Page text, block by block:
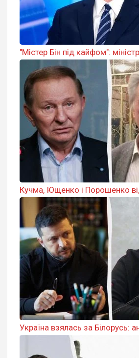
"Містер Бін під кайфом":
Кучма, Ющенко і Порошенко
Україна взялась за Білорусь: